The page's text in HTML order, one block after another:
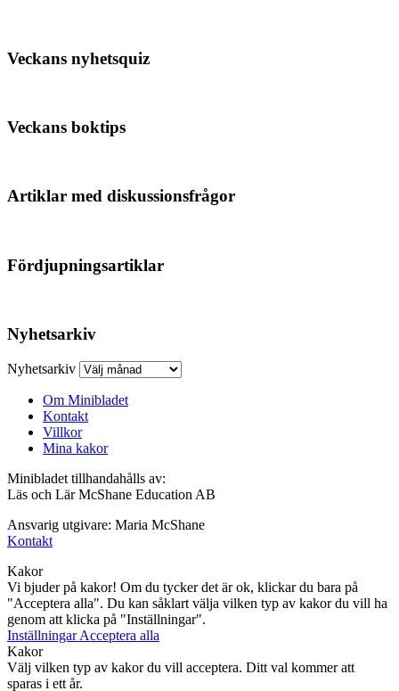
Veckans nyhetsquiz
Veckans boktips
Artiklar med diskussionsfrågor
Fördjupningsartiklar
Nyhetsarkiv
Nyhetsarkiv
Om Minibladet
Kontakt
Villkor
Mina kakor
Minibladet tillhandahålls av:
Läs och Lär McShane Education AB
Ansvarig utgivare: Maria McShane
Kontakt
Kakor
Vi bjuder på kakor! Om du tycker det är ok, klickar du bara på
"Acceptera alla". Du kan såklart välja vilken typ av kakor du vill ha
genom att klicka på "Inställningar".
InställningarAcceptera alla
Kakor
Välj vilken typ av kakor du vill acceptera. Ditt val kommer att
sparas i ett år.